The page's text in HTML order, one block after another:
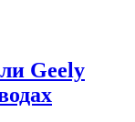
Geely